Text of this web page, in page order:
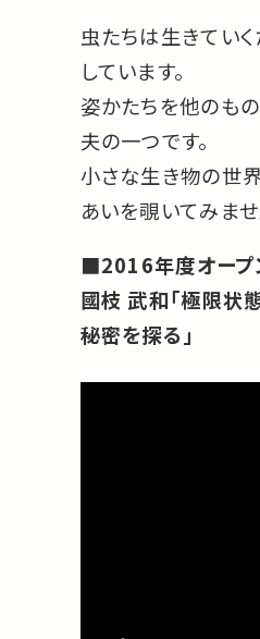
虫たちは生きてい
しています。
姿かたちを他のも
夫の一つです。
小さな生き物の世
あいを覗いてみま
■2016年度オープ
國枝 武和「極限状
秘密を探る」